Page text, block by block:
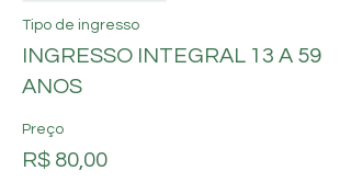
Tipo de ingresso
INGRESSO INTEGRAL 13 A 59
ANOS
Preço
R$ 80,00